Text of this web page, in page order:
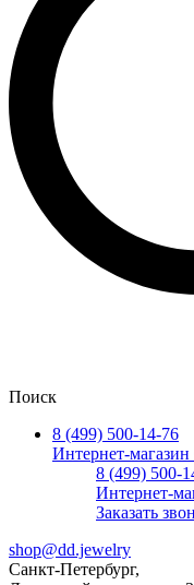
Поиск
8 (499) 500-14-76
Интернет-
8 (499) 500-
Интернет-
Заказать
shop@dd.jewelry
Санкт-Петербург,